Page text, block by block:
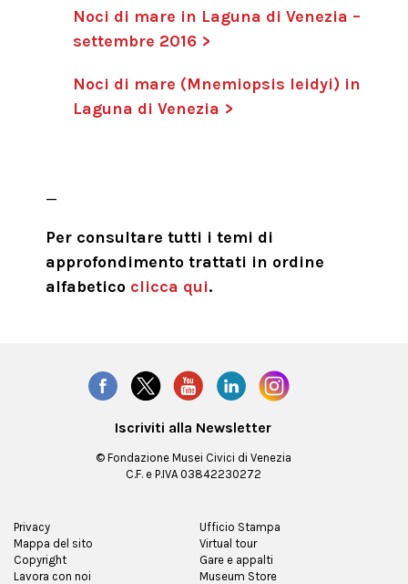
Noci di mare in Laguna di Venezia –
settembre 2016 >
Noci di mare (Mnemiopsis leidyi) in
Laguna di Venezia >
_
Per consultare tutti i temi di
approfondimento trattati in ordine
alfabetico clicca qui.
Iscriviti alla Newsletter
© Fondazione Musei Civici di Venezia
C.F. e P.IVA 03842230272
Privacy
Mappa del sito
Copyright
Lavora con noi
Ufficio Stampa
Virtual tour
Gare e appalti
Museum Store